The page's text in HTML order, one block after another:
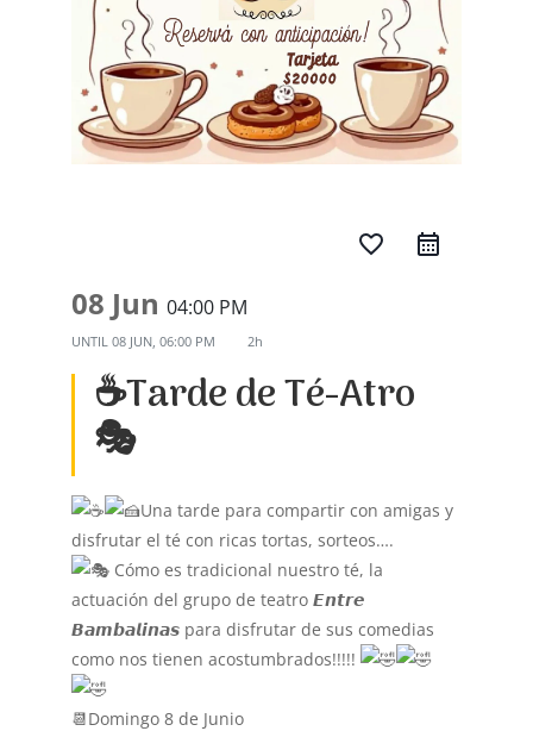
favorite_border
08 Jun 04:00 PM
UNTIL 08 JUN, 06:00 PM 2h
☕Tarde de Té-Atro
🎭
Una tarde para compartir con amigas y
disfrutar el té con ricas tortas, sorteos….
Cómo es tradicional nuestro té, la
actuación del grupo de teatro 𝙀𝙣𝙩𝙧𝙚
𝘽𝙖𝙢𝙗𝙖𝙡𝙞𝙣𝙖𝙨 para disfrutar de sus comedias
como nos tienen acostumbrados!!!!!
📆Domingo 8 de Junio